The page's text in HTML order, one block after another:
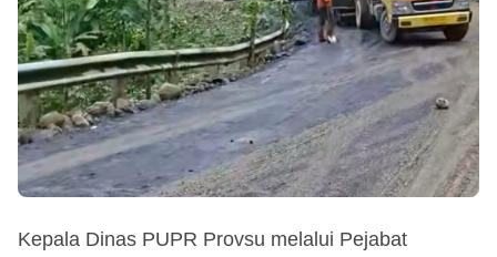
Kepala Dinas PUPR Provsu melalui Pejabat